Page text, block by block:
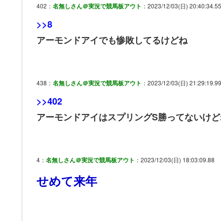
402： 名無しさん＠実況で競馬板アウト ：2023/12/03(日) 20:40:34.55
>>8
アーモンドアイでも惨敗してるけどね
438： 名無しさん＠実況で競馬板アウト ：2023/12/03(日) 21:29:19.99
>>402
アーモンドアイはスプリングS勝ってないけ
4： 名無しさん＠実況で競馬板アウト ：2023/12/03(日) 18:03:09.88
せめて来年